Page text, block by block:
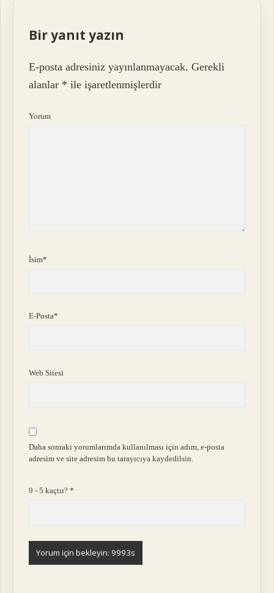
Bir yanıt yazın
E-posta adresiniz yayınlanmayacak. Gerekli
alanlar * ile işaretlenmişlerdir
Yorum
İsim*
E-Posta*
Web Sitesi
Daha sonraki yorumlarımda kullanılması için adım, e-posta
adresim ve site adresim bu tarayıcıya kaydedilsin.
9 - 5 kaçtır?*